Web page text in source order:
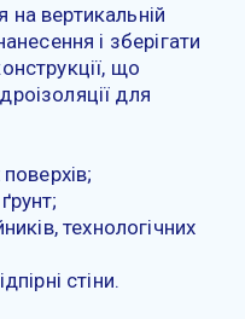
на вертикальній
і зберігати
що
для
технологічних
стіни.